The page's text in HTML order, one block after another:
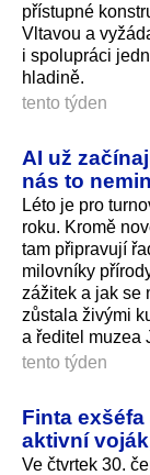
přístupné
Vltavou a
i spolupráci
hladině.
tento týden
AI už
nás to
Léto je pro
roku. Kromě
tam připravují
milovníky
zážitek a jak se
zůstala živými
a ředitel muzea
tento týden
Finta
aktivní
Ve čtvrtek 30.